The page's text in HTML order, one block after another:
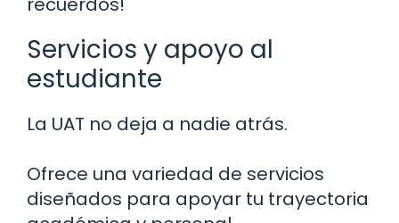
Servicios y apoyo al
estudiante
La UAT no deja a nadie atrás.
Ofrece una variedad de servicios
diseñados para apoyar tu trayectoria